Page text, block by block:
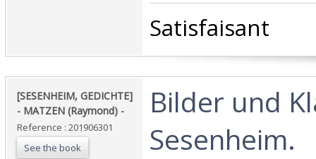
‎Satisfaisant ‎
‎[SESENHEIM, GEDICHTE]
- MATZEN (Raymond) - ‎
Reference : 201906301
See the book
‎Bilder und
Sesenheim. ‎